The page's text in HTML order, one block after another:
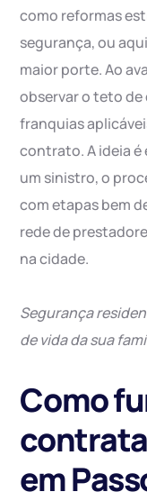
como reformas
segurança, ou
maior porte. Ao
observar o teto
franquias
contrato. A ideia
um sinistro, o
com etapas bem
rede de
na cidade.
Segurança
de vida da sua
Como
em